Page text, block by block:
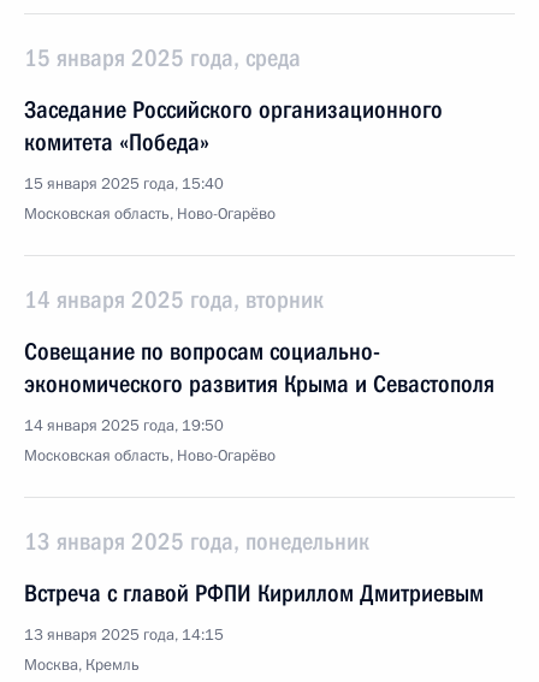
15 января 2025 года, среда
Заседание Российского организационного
комитета «Победа»
15 января 2025 года, 15:40
Московская область, Ново-Огарёво
14 января 2025 года, вторник
Совещание по вопросам социально-
экономического развития Крыма и Севастополя
14 января 2025 года, 19:50
Московская область, Ново-Огарёво
13 января 2025 года, понедельник
Встреча с главой РФПИ Кириллом Дмитриевым
13 января 2025 года, 14:15
Москва, Кремль